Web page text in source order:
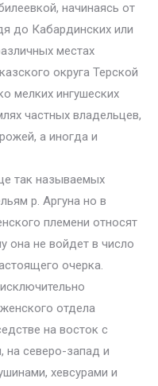
начинаясь от
до Кабардинских или
местах
округа Терской
мелких ингушеских
частных владельцев,
а иногда и
так называемых
р. Аргуна но в
племени относят
она не войдет в число
очерка.
отдела
на восток с
на северо-запад и
хевсурами и